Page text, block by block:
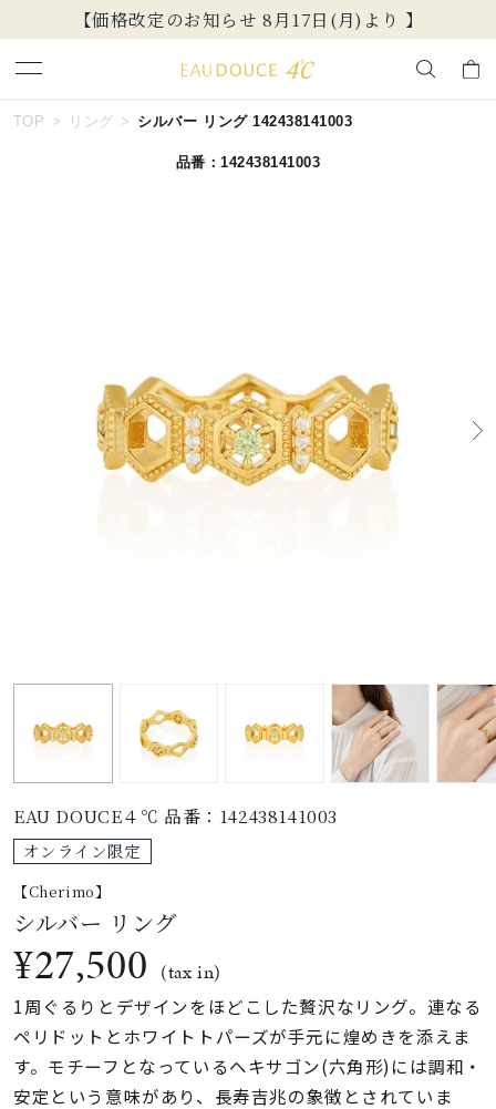
新規会員登録でお得な情報を配信！
キーワードで検索する
EAU DOUCE４℃
カテゴリー すべてのジュエリー
誕生石
石の色
ファッションテイス
ト
着用シーン
コレクション
TOP リング シルバー リング 142438141003
品番：142438141003
EAU DOUCE４℃ 品番：142438141003
オンライン限定
【Cherimo】
シルバー リング
¥27,500 (tax in)
1周ぐるりとデザインをほどこした贅沢なリング。連なる
ペリドットとホワイトトパーズが手元に煌めきを添えま
す。モチーフとなっているヘキサゴン(六角形)には調和・
安定という意味があり、長寿吉兆の象徴とされていま